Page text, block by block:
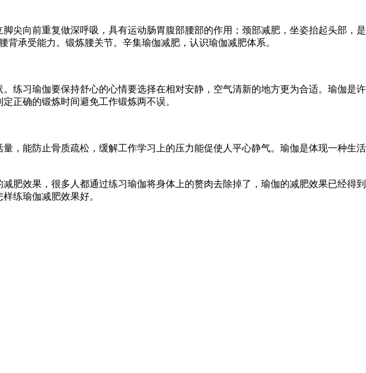
向前重复做深呼吸，具有运动肠胃腹部腰部的作用；颈部减肥，坐姿抬起头部，是
承受能力。锻炼腰关节。辛集瑜伽减肥，认识瑜伽减肥体系。
习瑜伽要保持舒心的心情要选择在相对安静，空气清新的地方更为合适。瑜伽是许
正确的锻炼时间避免工作锻炼两不误。
能防止骨质疏松，缓解工作学习上的压力能促使人平心静气。瑜伽是体现一种生活
效果，很多人都通过练习瑜伽将身体上的赘肉去除掉了，瑜伽的减肥效果已经得到
练瑜伽减肥效果好。